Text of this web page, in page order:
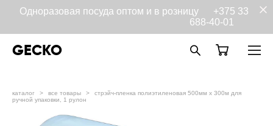
Одноразовая посуда оптом и в розницу +375 33
688-40-01
GECKO
каталог > все товары >
стрэйч-пленка полиэтиленовая 500мм х 300м для
ручной упаковки, 1 рулон